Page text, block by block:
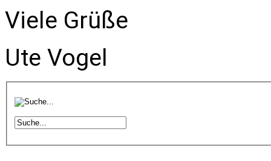
Viele Grüße
Ute Vogel